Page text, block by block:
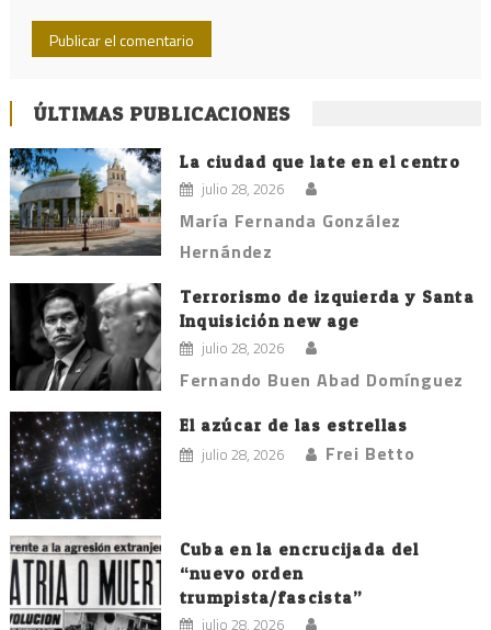
ÚLTIMAS PUBLICACIONES
La ciudad que late en el centro
julio 28, 2026
María Fernanda González
Hernández
Terrorismo de izquierda y Santa
Inquisición new age
julio 28, 2026
Fernando Buen Abad Domínguez
El azúcar de las estrellas
julio 28, 2026 Frei Betto
Cuba en la encrucijada del
“nuevo orden
trumpista/fascista”
julio 28, 2026